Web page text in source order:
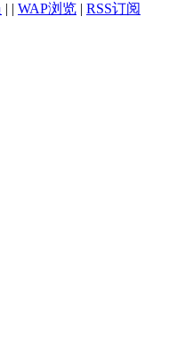
| | WAP浏览 | RSS订阅